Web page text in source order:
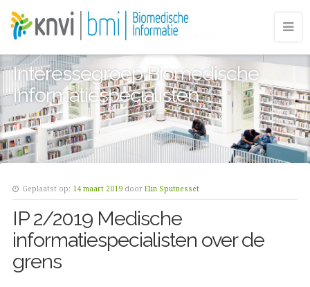
Interessegroep Biomedische
Informatiespecialisten
Geplaatst op: 14 maart 2019 door Elin Sputnesset
IP 2/2019 Medische
informatiespecialisten over de
grens